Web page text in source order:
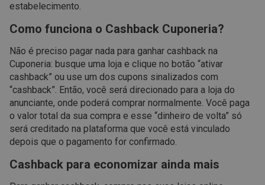
estabelecimento.
Como funciona o Cashback Cuponeria?
Não é preciso pagar nada para ganhar cashback na
Cuponeria: busque uma loja e clique no botão “ativar
cashback” ou use um dos cupons sinalizados com
“cashback”. Então, você será direcionado para a loja do
anunciante, onde poderá comprar normalmente. Você paga
o valor total da sua compra e esse “dinheiro de volta” só
será creditado na plataforma que você está vinculado
depois que o pagamento for confirmado.
Cashback para economizar ainda mais